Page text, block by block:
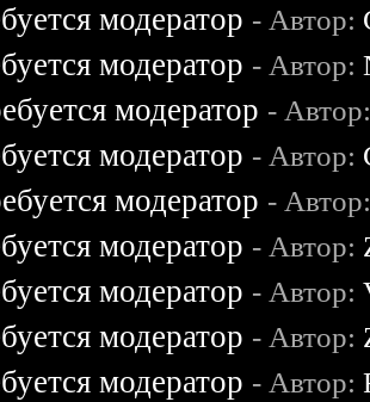
модератор - Автор:
модератор - Автор:
модератор -
модератор - Автор:
модератор -
модератор - Автор:
модератор - Автор:
модератор - Автор:
модератор - Автор: